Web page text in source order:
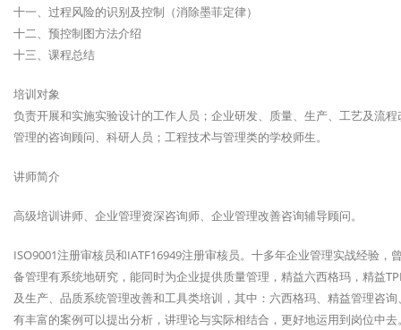
十一、过程风险的识别及控制（消除墨菲定律）
十二、预控制图方法介绍
十三、课程总结
培训对象
负责开展和实施实验设计的工作人员；企业研发、质量、生产、工艺及流
管理的咨询顾问、科研人员；工程技术与管理类的学校师生。
讲师简介
高级培训讲师、企业管理资深咨询师、企业管理改善咨询辅导顾问。
ISO9001注册审核员和IATF16949注册审核员。十多年企业管理实战经验
备管理有系统地研究，能同时为企业提供质量管理，精益六西格玛，精益
及生产、品质系统管理改善和工具类培训，其中：六西格玛、精益管理咨
有丰富的案例可以提出分析，讲理论与实际相结合，更好地运用到岗位中去